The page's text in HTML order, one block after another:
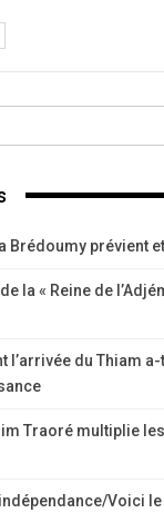
Brédoumy prévient
la « Reine de
l’arrivée du Thiam
Traoré multiplie
Voici